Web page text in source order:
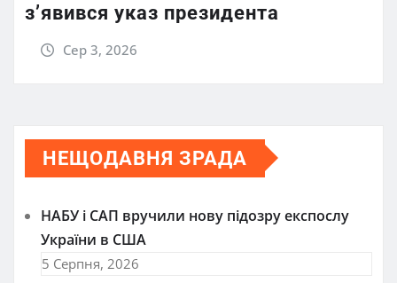
з’явився указ президента
Сер 3, 2026
НЕЩОДАВНЯ ЗРАДА
НАБУ і САП вручили нову підозру експослу
України в США
5 Серпня, 2026